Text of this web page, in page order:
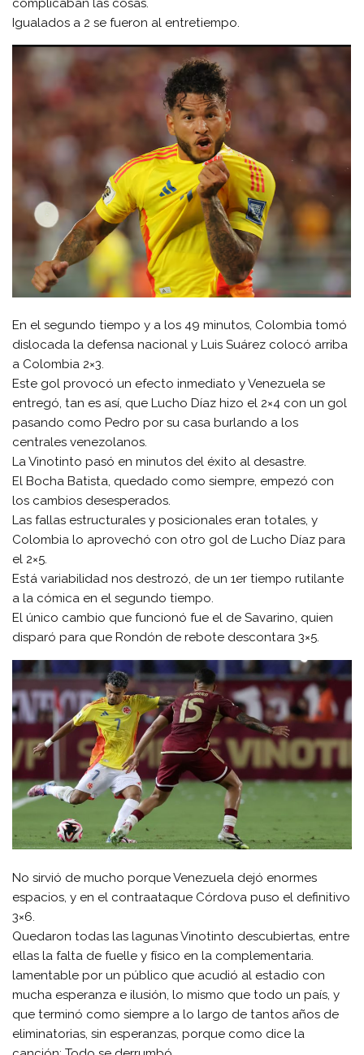
Igualados a 2 se fueron al entretiempo.
En el segundo tiempo y a los 49 minutos, Colombia tomó
dislocada la defensa nacional y Luis Suárez colocó arriba
a Colombia 2×3.
Este gol provocó un efecto inmediato y Venezuela se
entregó, tan es así, que Lucho Díaz hizo el 2×4 con un gol
pasando como Pedro por su casa burlando a los
centrales venezolanos.
La Vinotinto pasó en minutos del éxito al desastre.
El Bocha Batista, quedado como siempre, empezó con
los cambios desesperados.
Las fallas estructurales y posicionales eran totales, y
Colombia lo aprovechó con otro gol de Lucho Díaz para
el 2×5.
Está variabilidad nos destrozó, de un 1er tiempo rutilante
a la cómica en el segundo tiempo.
El único cambio que funcionó fue el de Savarino, quien
disparó para que Rondón de rebote descontara 3×5.
No sirvió de mucho porque Venezuela dejó enormes
espacios, y en el contraataque Córdova puso el definitivo
3×6.
Quedaron todas las lagunas Vinotinto descubiertas, entre
ellas la falta de fuelle y físico en la complementaria.
lamentable por un público que acudió al estadio con
mucha esperanza e ilusión, lo mismo que todo un país, y
que terminó como siempre a lo largo de tantos años de
eliminatorias, sin esperanzas, porque como dice la